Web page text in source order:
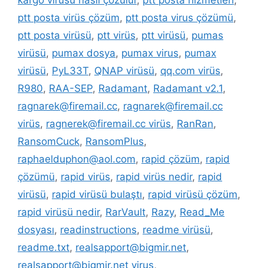
ptt posta virüs çözüm, ptt posta virus çözümü,
ptt posta virüsü, ptt virüs, ptt virüsü, pumas
virüsü, pumax dosya, pumax virus, pumax
virüsü, PyL33T, QNAP virüsü, qq.com virüs,
R980, RAA-SEP, Radamant, Radamant v2.1,
ragnarek@firemail.cc, ragnarek@firemail.cc
virüs, ragnerek@firemail.cc virüs, RanRan,
RansomCuck, RansomPlus,
raphaelduphon@aol.com, rapid çözüm, rapid
çözümü, rapid virüs, rapid virüs nedir, rapid
virüsü, rapid virüsü bulaştı, rapid virüsü çözüm,
rapid virüsü nedir, RarVault, Razy, Read_Me
dosyası, readinstructions, readme virüsü,
readme.txt, realsapport@bigmir.net,
realsapport@bigmir.net virus,